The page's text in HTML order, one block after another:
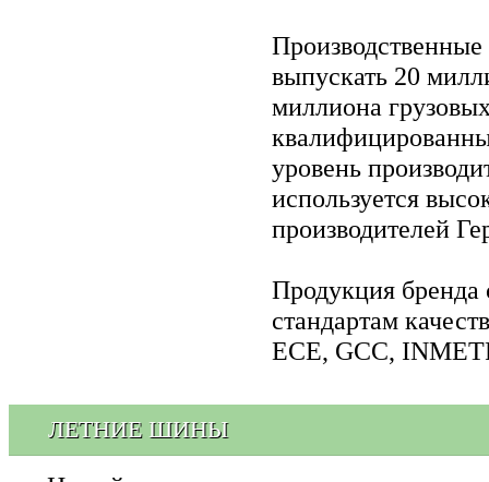
выпускать 20
миллиона
уровень
используется
производителей
Продукция бренда
стандартам
ECE, GCC,
ЛЕТНИЕ ШИНЫ